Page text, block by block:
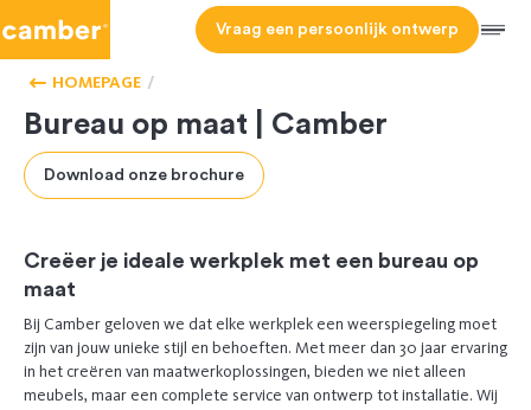
Vraag een persoonlijk ontwerp Menu
HOMEPAGE
ONZE
KASTEN
Bureau op maat | Camber
Download onze brochure
Creëer je ideale werkplek met een bureau op
maat
Bij Camber geloven we dat elke werkplek een weerspiegeling moet
zijn van jouw unieke stijl en behoeften. Met meer dan 30 jaar ervaring
in het creëren van maatwerkoplossingen, bieden we niet alleen
meubels, maar een complete service van ontwerp tot installatie. Wij